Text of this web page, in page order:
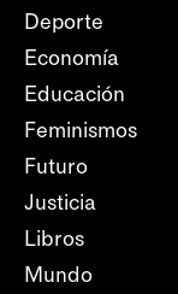
Deporte
Economía
Educación
Feminismos
Futuro
Justicia
Libros
Mundo